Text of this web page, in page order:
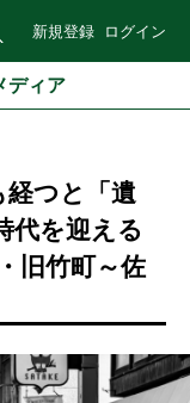
新規登録 ログイン
ディア
つと「遺
を迎える
旧竹町～佐